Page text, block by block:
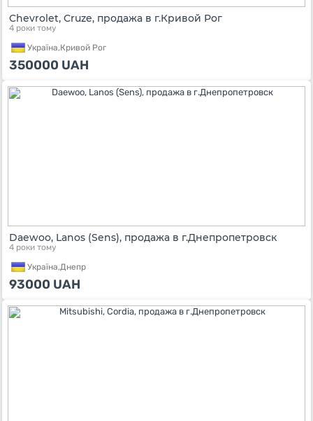
Chevrolet, Cruze, продажа в г.Кривой Рог
4 роки тому
Україна,Кривой Рог
350000 UAH
Daewoo, Lanos (Sens), продажа в г.Днепропетровск
4 роки тому
Україна,Днепр
93000 UAH